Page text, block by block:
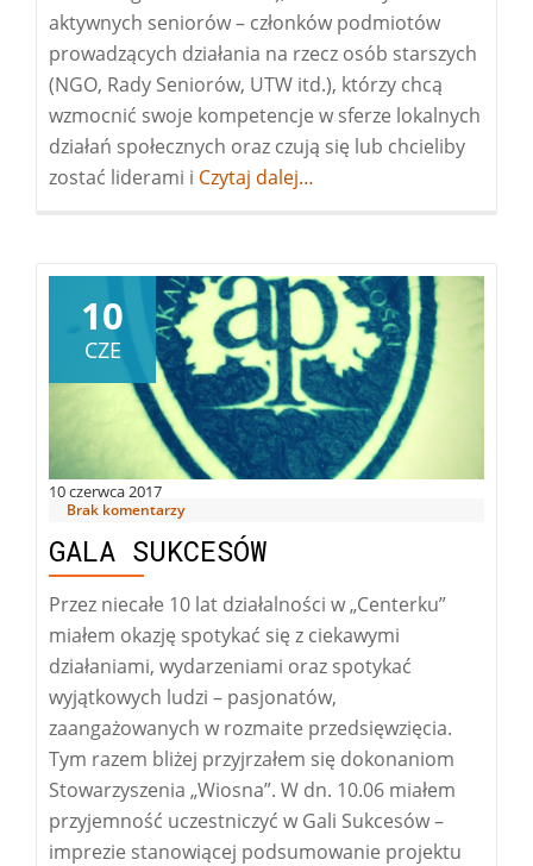
aktywnych seniorów – członków podmiotów
prowadzących działania na rzecz osób starszych
(NGO, Rady Seniorów, UTW itd.), którzy chcą
wzmocnić swoje kompetencje w sferze lokalnych
działań społecznych oraz czują się lub chcieliby
zostać liderami i Więcej
Centrum
Polityki
Społecznej
Czytaj dalej…
10 czerwca 2017
10
CZE
Brak komentarzy
GALA SUKCESÓW
Przez niecałe 10 lat działalności w „Centerku”
miałem okazję spotykać się z ciekawymi
działaniami, wydarzeniami oraz spotykać
wyjątkowych ludzi – pasjonatów,
zaangażowanych w rozmaite przedsięwzięcia.
Tym razem bliżej przyjrzałem się dokonaniom
Stowarzyszenia „Wiosna”. W dn. 10.06 miałem
przyjemność uczestniczyć w Gali Sukcesów –
imprezie stanowiącej podsumowanie projektu